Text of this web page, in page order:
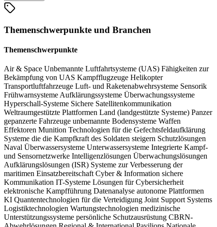
und Materialien, die zur Gewährleistung der nationalen
Sicherheit benötigt werden.
Die Verteidigungsmesse unterstützt Industrieunternehmen und ihre
Zulieferer dabei, die steigende Nachfrage zu befriedigen, die durch
die „Zeitenwende“ hervorgerufen wird, die die deutsche
Verteidigungspolitik verändert.
Welche Angebotsbereiche deckt die DSEI Germany ab?
Die DSEI Germany ist klar strukturiert, so dass Sie rasch und
zielgerichtet Erkenntnisse gewinnen und Kontakte knüpfen können.
Die Bereiche und Features der Messe sind so konzipiert, dass sie ein
gezieltes erkunden der für Sie relevanten Bereiche fördern.
Air & Space
Im Bereich Luft- und Raumfahrt werden Schlüsseltechnologien
der Luft- und Raumfahrt für die Streitkräfte der Zukunft
Themenschwerpunkte und Branchen
Themenschwerpunkte
Air & Space Unbemannte Luftfahrtsysteme (UAS) Fähigkeiten zur
Bekämpfung von UAS Kampfflugzeuge Helikopter
Transportluftfahrzeuge Luft- und Raketenabwehrsysteme Sensorik
Frühwarnsysteme Aufklärungssysteme Überwachungssysteme
Hyperschall-Systeme Sichere Satellitenkommunikation
Weltraumgestützte Plattformen Land (landgestützte Systeme) Panzer
gepanzerte Fahrzeuge unbemannte Bodensysteme Waffen
Effektoren Munition Technologien für die Gefechtsfeldaufklärung
Systeme die die Kampfkraft des Soldaten steigern Schutzlösungen
Naval Überwassersysteme Unterwassersysteme Integrierte Kampf-
und Sensornetzwerke Intelligenzlösungen Überwachungslösungen
Aufklärungslösungen (ISR) Systeme zur Verbesserung der
maritimen Einsatzbereitschaft Cyber & Information sichere
Kommunikation IT-Systeme Lösungen für Cybersicherheit
elektronische Kampfführung Datenanalyse autonome Plattformen
KI Quantentechnologien für die Verteidigung Joint Support Systems
Logistiktechnologien Wartungstechnologien medizinische
Unterstützungssysteme persönliche Schutzausrüstung CBRN-